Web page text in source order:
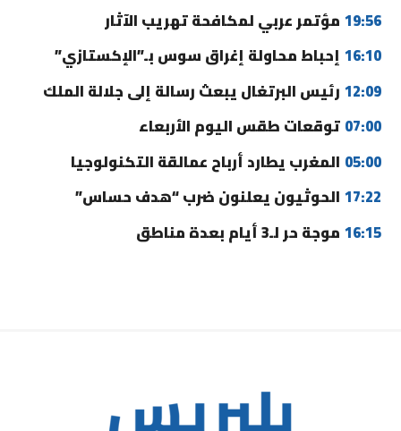
19:56 مؤتمر عربي لمكافحة تهريب الآثار
16:10 إحباط محاولة إغراق سوس بـ”الإكستازي”
12:09 رئيس البرتغال يبعث رسالة إلى جلالة الملك
07:00 توقعات طقس اليوم الأربعاء
05:00 المغرب يطارد أرباح عمالقة التكنولوجيا
17:22 الحوثيون يعلنون ضرب “هدف حساس”
16:15 موجة حر لـ3 أيام بعدة مناطق